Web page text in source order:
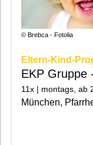
© Brebca - Fotolia
Eltern-Kind-
EKP Gruppe
11x | montags, ab
München,